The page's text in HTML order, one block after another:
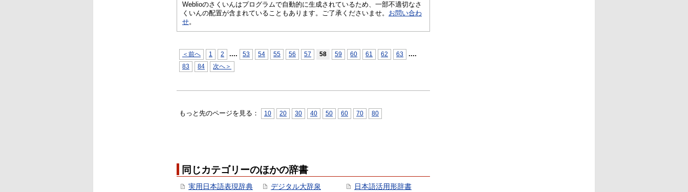
Weblioのさくいんはプログラムで自動的に生成されているため、一部不適切なさ
くいんの配置が含まれていることもあります。ご了承くださいませ。 お問い合わ
せ。
＜前へ 1 2 .... 53 54 55 56 57 58 59 60 61 62 63 ....
83 84 次へ＞
もっと先のページを見る： 10 20 30 40 50 60 70 80
同じカテゴリーのほかの辞書
実用日本語表現辞典
デジタル大辞泉
日本語活用形辞書